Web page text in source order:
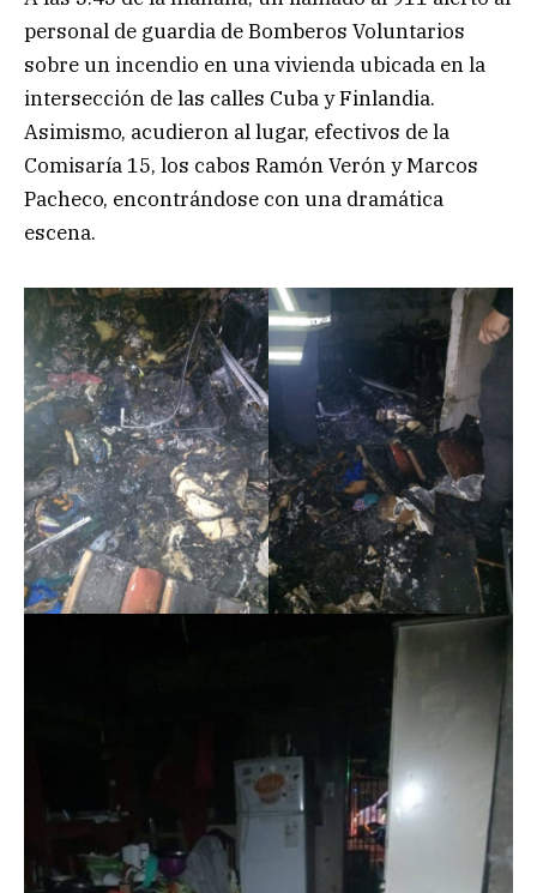
personal de guardia de Bomberos Voluntarios
sobre un incendio en una vivienda ubicada en la
intersección de las calles Cuba y Finlandia.
Asimismo, acudieron al lugar, efectivos de la
Comisaría 15, los cabos Ramón Verón y Marcos
Pacheco, encontrándose con una dramática
escena.